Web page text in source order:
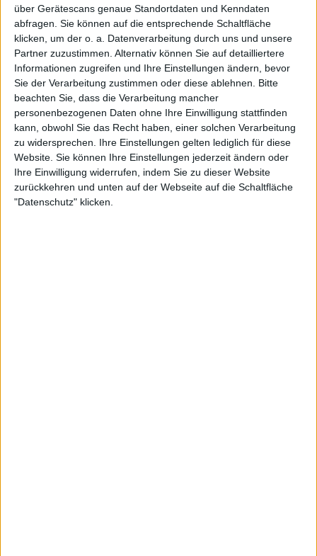
über Gerätescans genaue Standortdaten und Kenndaten
abfragen. Sie können auf die entsprechende Schaltfläche
klicken, um der o. a. Datenverarbeitung durch uns und unsere
Partner zuzustimmen. Alternativ können Sie auf detailliertere
Informationen zugreifen und Ihre Einstellungen ändern, bevor
Sie der Verarbeitung zustimmen oder diese ablehnen.
Bitte
beachten Sie, dass die Verarbeitung mancher
personenbezogenen Daten ohne Ihre Einwilligung stattfinden
kann, obwohl Sie das Recht haben, einer solchen Verarbeitung
zu widersprechen. Ihre Einstellungen gelten lediglich für diese
Website. Sie können Ihre Einstellungen jederzeit ändern oder
Ihre Einwilligung widerrufen, indem Sie zu dieser Website
zurückkehren und unten auf der Webseite auf die Schaltfläche
"Datenschutz" klicken.